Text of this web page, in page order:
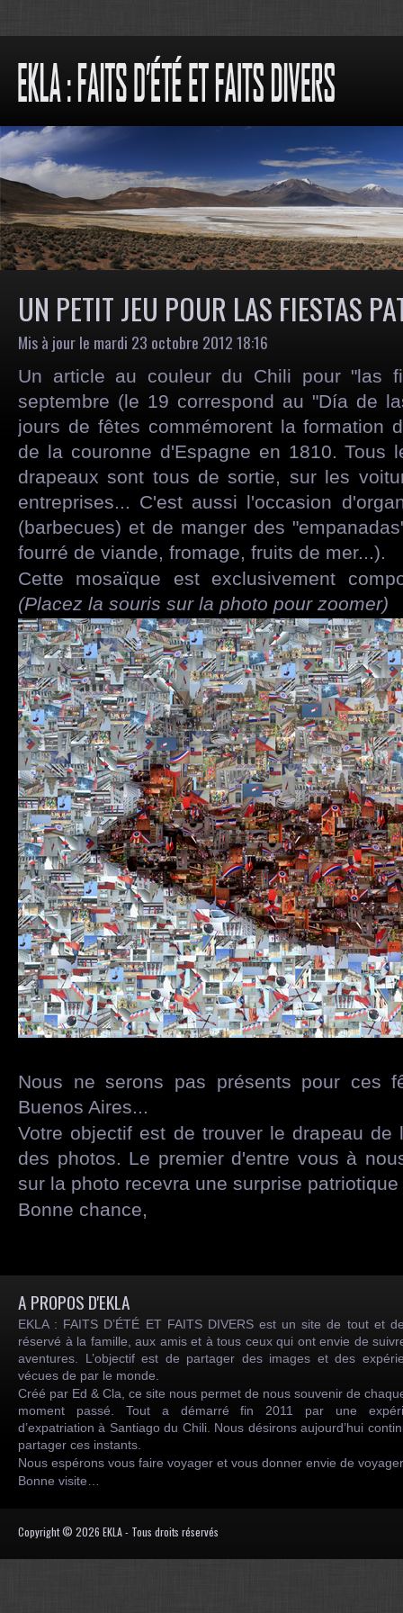
UN PETIT JEU POUR LAS FIESTAS
Mis à jour le mardi 23 octobre 2012 18:16
Un article au couleur du Chili pour "las
septembre (le 19 correspond au "Día de
jours de fêtes commémorent la formation
de la couronne d'Espagne en 1810. Tous
drapeaux sont tous de sortie, sur les
entreprises... C'est aussi l'occasion
(barbecues) et de manger des
fourré de viande, fromage, fruits de mer...).
Cette mosaïque est exclusivement
(Placez la souris sur la photo pour zoomer)
Nous ne serons pas présents pour ces
Buenos Aires...
Votre objectif est de trouver le drapeau de
des photos. Le premier d'entre vous à
sur la photo recevra une surprise
Bonne chance,
A PROPOS D'EKLA
EKLA : FAITS D’ÉTÉ ET FAITS DIVERS est un site de tout et
réservé à la famille, aux amis et à tous ceux qui ont envie de
aventures. L’objectif est de partager des images et des
vécues de par le monde.
Créé par Ed & Cla, ce site nous permet de nous souvenir de
moment passé. Tout a démarré fin 2011 par une
d’expatriation à Santiago du Chili. Nous désirons aujourd’hui
partager ces instants.
Nous espérons vous faire voyager et vous donner envie de
Bonne visite…
Copyright © 2026 EKLA - Tous droits réservés